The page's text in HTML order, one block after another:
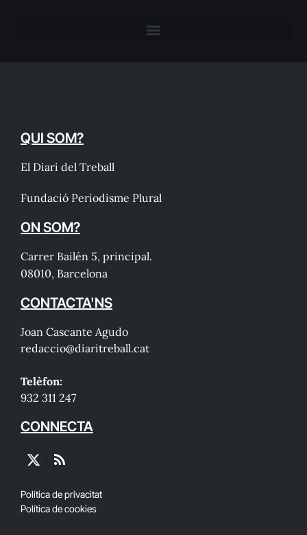
QUI SOM?
El Diari del Treball
Fundació Periodisme Plural
ON SOM?
Carrer Bailén 5, principal.
08010, Barcelona
CONTACTA'NS
Joan Cascante Agudo
redaccio@diaritreball.cat
Telèfon:
932 311 247
CONNECTA
X
RSS
Política de privacitat
Política de cookies